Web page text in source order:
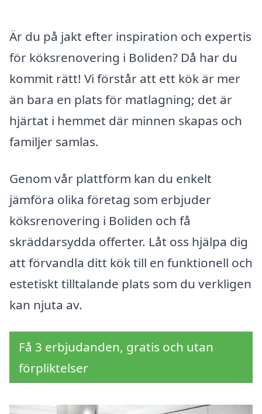
Är du på jakt efter inspiration och expertis
för köksrenovering i Boliden? Då har du
kommit rätt! Vi förstår att ett kök är mer
än bara en plats för matlagning; det är
hjärtat i hemmet där minnen skapas och
familjer samlas.
Genom vår plattform kan du enkelt
jämföra olika företag som erbjuder
köksrenovering i Boliden och få
skräddarsydda offerter. Låt oss hjälpa dig
att förvandla ditt kök till en funktionell och
estetiskt tilltalande plats som du verkligen
kan njuta av.
Få 3 erbjudanden, gratis och utan
förpliktelser